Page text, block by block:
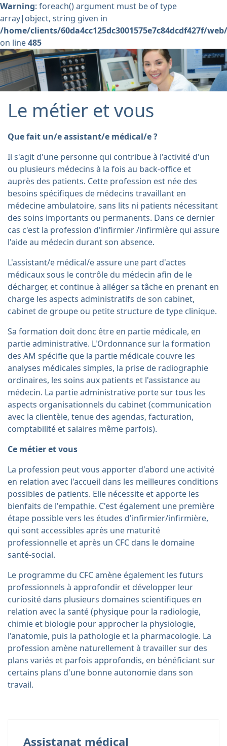
Warning: foreach() argument must be of type
array|object, string given in
/home/clients/60da4cc125dc3001575e7c84dcdf427f/
on line485
Le métier et vous
Que fait un/e assistant/e médical/e ?
Il s'agit d'une personne qui contribue à l'activité d'un
ou plusieurs médecins à la fois au back-office et
auprès des patients. Cette profession est née des
besoins spécifiques de médecins travaillant en
médecine ambulatoire, sans lits ni patients nécessitant
des soins importants ou permanents. Dans ce dernier
cas c'est la profession d'infirmier /infirmière qui assure
l'aide au médecin durant son absence.
L'assistant/e médical/e assure une part d'actes
médicaux sous le contrôle du médecin afin de le
décharger, et continue à alléger sa tâche en prenant en
charge les aspects administratifs de son cabinet,
cabinet de groupe ou petite structure de type clinique.
Sa formation doit donc être en partie médicale, en
partie administrative. L'Ordonnance sur la formation
des AM spécifie que la partie médicale couvre les
analyses médicales simples, la prise de radiographie
ordinaires, les soins aux patients et l'assistance au
médecin. La partie administrative porte sur tous les
aspects organisationnels du cabinet (communication
avec la clientèle, tenue des agendas, facturation,
comptabilité et salaires même parfois).
Ce métier et vous
La profession peut vous apporter d'abord une activité
en relation avec l'accueil dans les meilleures conditions
possibles de patients. Elle nécessite et apporte les
bienfaits de l'empathie. C'est également une première
étape possible vers les études d'infirmier/infirmière,
qui sont accessibles après une maturité
professionnelle et après un CFC dans le domaine
santé-social.
Le programme du CFC amène également les futurs
professionnels à approfondir et développer leur
curiosité dans plusieurs domaines scientifiques en
relation avec la santé (physique pour la radiologie,
chimie et biologie pour approcher la physiologie,
l'anatomie, puis la pathologie et la pharmacologie. La
profession amène naturellement à travailler sur des
plans variés et parfois approfondis, en bénéficiant sur
certains plans d'une bonne autonomie dans son
travail.
Assistanat médical